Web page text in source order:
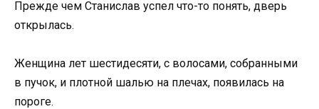
Прежде чем Станислав успел что-то понять, дверь
открылась.
Женщина лет шестидесяти, с волосами, собранными
в пучок, и плотной шалью на плечах, появилась на
пороге.